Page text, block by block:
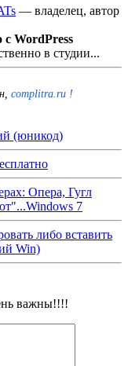
— владелец, автор
с WordPress
в студии...
complitra.ru !
(юникод)
Опера, Гугл
7
либо вставить
Win)
важны!!!!